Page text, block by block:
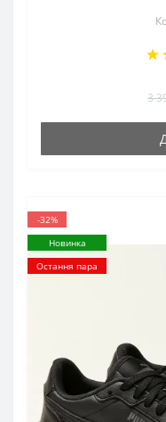
3
-32%
Новинка
Остання пара